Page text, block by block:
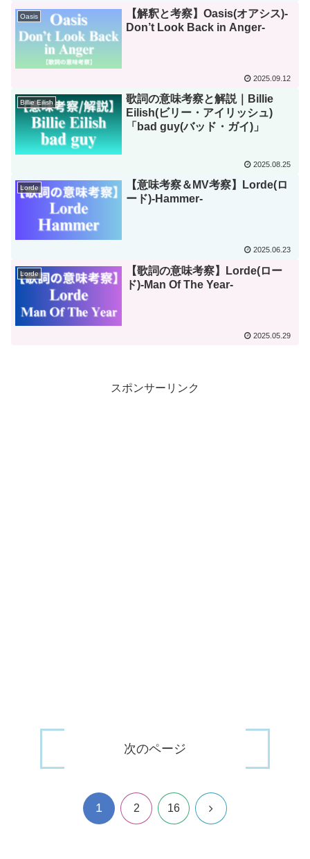
Oasis
【解釈と考察】Oasis(オアシス)-
Don’t Look Back in Anger-
2025.09.12
Billie Eilish
歌詞の意味考察と解説｜Billie
Eilish(ビリー・アイリッシュ)
「bad guy(バッド・ガイ)」
2025.08.25
Lorde
【意味考察＆MV考察】Lorde(ロ
ード)-Hammer-
2025.06.23
Lorde
【歌詞の意味考察】Lorde(ロー
ド)-Man Of The Year-
2025.05.29
スポンサーリンク
次のページ
1 2 16 次